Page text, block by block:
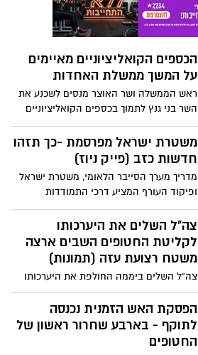
שובכם
הכספים הקואליציוניים מאיימים
על המשך ממשלת האחדות
ראש הממשלה ושר האוצר מנסים לשכנע את
השר בני גנץ לתמוך בכספים הקואליציוניים
לחרדים שמסתכמים בתוספות של מיליארדי
שקלים רבים, אך גנץ מתעקש להעביר את
הכספים רק למטרות הלחימה, למפונים,
לעסקים, לצמחיה ולחיזוק המשק בגין בור
עלויות המלחמה.
משטרת ישראל מפרסמת -כך תזהו
חדשות כזב (פייק ניוז)
מדריך מערך הסייבר הלאומי, משטרת ישראל
ופיקוד העורף המציע דרכי התמודדות
ועקרונות להבחנה בין "פייק" ל-"ניוז".
צה"ל השלים את היערכותו
לקליטת החטופים השבים ארצה
משטח רצועת עזה (תמונות)
צה"ל השלים ביממה החולפת את היערכותו
לקליטת החטופים השבים ארצה משטח
רצועת עזה. צה"ל בשיתוף משרדי הממשלה
וארגוני הביטחון, גיבשו הליך לקליטה מהירה
של השבים, תוך מתן ליווי נדרש
הפסקת האש הזמנית נכנסה
לתוקף - בארבע שחרור ראשון של
החטופים